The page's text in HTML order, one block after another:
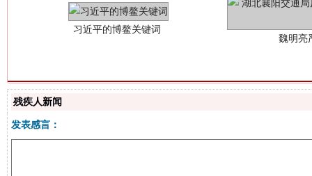
残疾人新闻
发表感言：